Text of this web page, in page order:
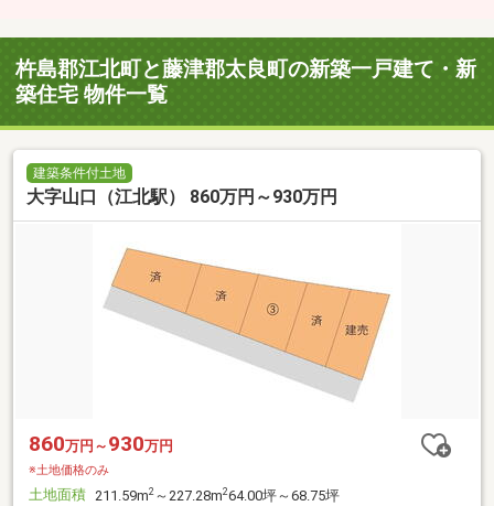
杵島郡江北町と藤津郡太良町の新築一戸建て・新
築住宅 物件一覧
建築条件付土地
大字山口（江北駅） 860万円～930万円
860万円～ 930万円
※土地価格のみ
土地面積 211.59m2 ～227.28m264.00坪～68.75坪